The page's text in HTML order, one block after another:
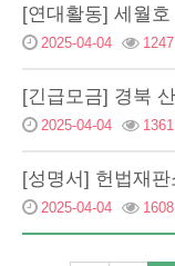
[연대활동] 세월
2025-04-04 1247
[긴급모금] 경북
2025-04-04 1361
2025-04-04 1608